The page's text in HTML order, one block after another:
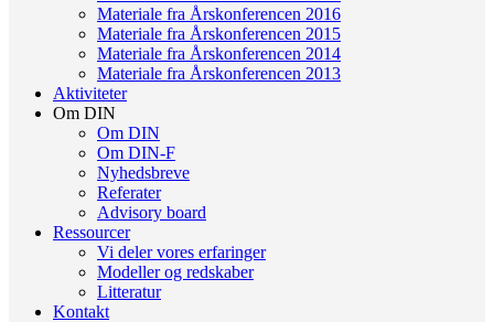
Materiale fra Årskonferencen 2016
Materiale fra Årskonferencen 2015
Materiale fra Årskonferencen 2014
Materiale fra Årskonferencen 2013
Aktiviteter
Om DIN
Om DIN
Om DIN-F
Nyhedsbreve
Referater
Advisory board
Ressourcer
Vi deler vores erfaringer
Modeller og redskaber
Litteratur
Kontakt